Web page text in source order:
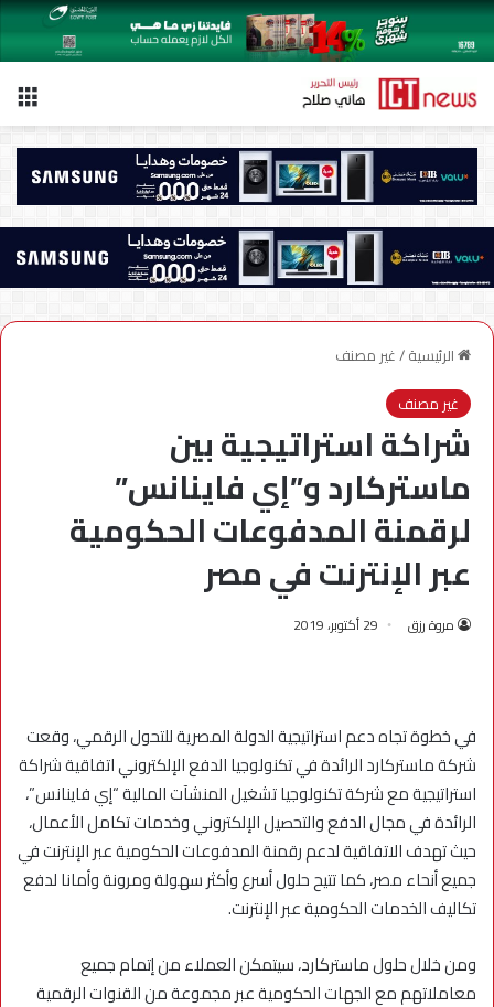
الرئيسية/غير مصنف
غير مصنف
شراكة استراتيجية بين
ماستركارد و”إي فاينانس”
لرقمنة المدفوعات الحكومية
عبر الإنترنت في مصر
مروة رزق 29 أكتوبر، 2019
في خطوة تجاه دعم استراتيجية الدولة المصرية للتحول الرقمي، وقعت
شركة ماستركارد الرائدة في تكنولوجيا الدفع الإلكتروني اتفاقية شراكة
استراتيجية مع شركة تكنولوجيا تشغيل المنشآت المالية “إي فاينانس”،
الرائدة في مجال الدفع والتحصيل الإلكتروني وخدمات تكامل الأعمال،
حيث تهدف الاتفاقية لدعم رقمنة المدفوعات الحكومية عبر الإنترنت في
جميع أنحاء مصر، كما تتيح حلول أسرع وأكثر سهولة ومرونة وأمانا لدفع
تكاليف الخدمات الحكومية عبر الإنترنت.
ومن خلال حلول ماستركارد، سيتمكن العملاء من إتمام جميع
معاملاتهم مع الجهات الحكومية عبر مجموعة من القنوات الرقمية